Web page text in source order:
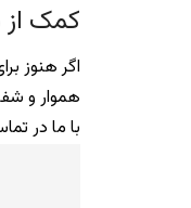
کمک از
اگر هنوز
هموار و
با ما در